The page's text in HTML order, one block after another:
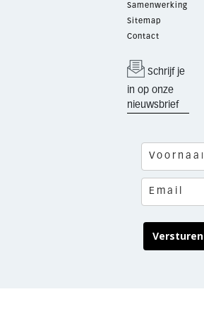
Samenwerking
Sitemap
Contact
Schrijf je
in op onze
nieuwsbrief
Versturen